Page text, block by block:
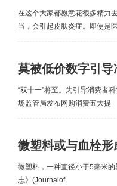
在这个大家都愿意花很多精力
当，会引起皮肤炎症。即使是医
莫被低价数字引导
“双十一”将至。为引导消费者
场监管局发布网购消费五大提
微塑料或与血栓形
微塑料，一种直径小于5毫米
志》(Journalof